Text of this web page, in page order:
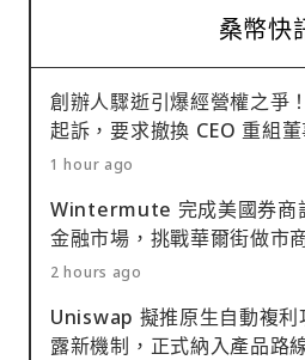
桑幣快
創辦人驟逝引爆經營權之爭
起訴，要求撤換 CEO 重組
1 hour ago
Wintermute 完成美國券商
金融市場，挑戰華爾街做市
2 hours ago
Uniswap 擬推原生自動複
露新機制，正式納入產品路